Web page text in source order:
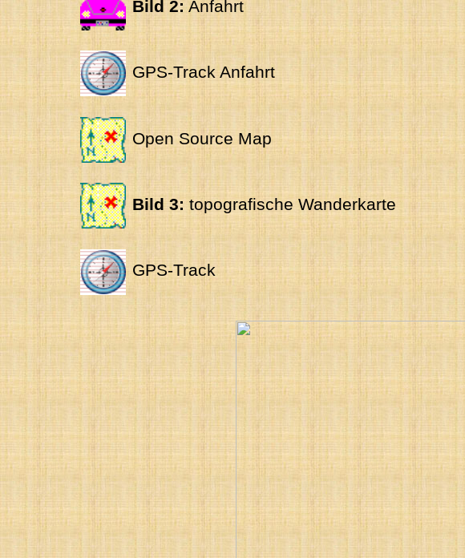
Bild 2: Anfahrt
GPS-Track Anfahrt
Open Source Map
Bild 3: topografische Wanderkarte
GPS-Track